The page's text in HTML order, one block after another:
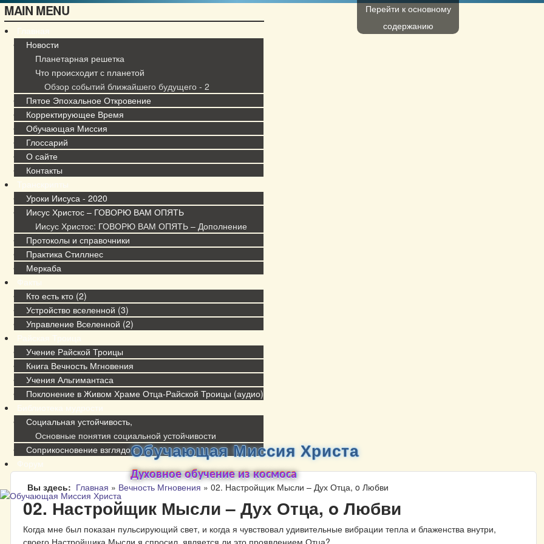
Перейти к основному
содержанию
MAIN MENU
Главная
Новости
Планетарная решетка
Что происходит с планетой
Обзор событий ближайшего будущего - 2
Пятое Эпохальное Откровение
Корректирующее Время
Обучающая Миссия
Глоссарий
О сайте
Контакты
Транскрипты
Уроки Иисуса - 2020
Иисус Христос – ГОВОРЮ ВАМ ОПЯТЬ
Иисус Христос: ГОВОРЮ ВАМ ОПЯТЬ – Дополнение
Протоколы и справочники
Практика Стиллнес
Меркаба
Факты
Кто есть кто (2)
Устройство вселенной (3)
Управление Вселенной (2)
Райская Троица
Учение Райской Троицы
Книга Вечность Мгновения
Учения Альгимантаса
Поклонение в Живом Храме Отца-Райской Троицы (аудио)
Библиотека мудрости
Социальная устойчивость,
Основные понятия социальной устойчивости
Соприкосновение взглядов
Форум
Обучающая Миссия Христа
Духовное обучение из космоса
Вы здесь Главная » Вечность Мгновения » 02. Настройщик Мысли – Дух Отца, o Любви
02. Настройщик Мысли – Дух Отца, o Любви
Когда мне был показан пульсирующий свет, и когда я чувствовал удивительные вибрации тепла и блаженства внутри,
своего Настройщика Мысли я спросил, является ли это проявлением Отца?